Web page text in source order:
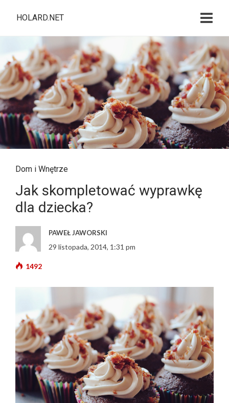
HOLARD.NET
Dom i Wnętrze
Jak skompletować wyprawkę
dla dziecka?
PAWEŁ JAWORSKI
29 listopada, 2014, 1:31 pm
1492